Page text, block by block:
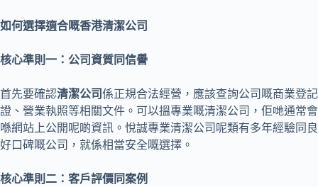
如何選擇適合嘅香港清潔公司
核心準則一：公司資質同信譽
首先要確認清潔公司係正規合法經營，應該查詢公司嘅商業登記
證、營業執照等相關文件。可以搵專業嘅清潔公司，佢哋通常會
喺網站上公開呢啲資訊。悅誠專業清潔公司呢類有多年經驗同良
好口碑嘅公司，就係相當安全嘅選擇。
核心準則二：客戶評價同案例